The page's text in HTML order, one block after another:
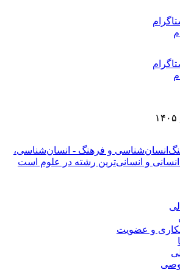
انسان‌شناسی و فرهنگ - انسان‌شناسی،
و انسانی‌ترین رشته در علوم است
و عضویت